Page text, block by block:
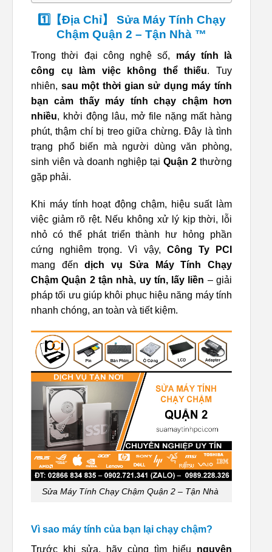
1️⃣【Địa Chỉ】 Sửa Máy Tính Chạy
Chậm Quận 2 – Tận Nhà ™
Trong thời đại công nghệ số, máy tính là
công cụ làm việc không thể thiếu. Tuy
nhiên, sau một thời gian sử dụng máy tính
bạn cảm thấy máy tính chạy chậm hơn
nhiều, khởi động lâu, mở file nặng mất hàng
phút, thậm chí bị treo giữa chừng. Đây là tình
trạng phổ biến mà người dùng văn phòng,
sinh viên và doanh nghiệp tại Quận 2 thường
gặp phải.
Khi máy tính hoạt động chậm, hiệu suất làm
việc giảm rõ rệt. Nếu không xử lý kịp thời, lỗi
nhỏ có thể phát triển thành hư hỏng phần
cứng nghiêm trọng. Vì vậy, Công Ty PCI
mang đếndịch vụ Sửa Máy Tính Chạy
Chậm Quận 2 tận nhà, uy tín, lấy liền – giải
pháp tối ưu giúp khôi phục hiệu năng máy tính
nhanh chóng, an toàn và tiết kiệm.
Sửa Máy Tính Chạy Chậm Quận 2 – Tận Nhà
Vì sao máy tính của bạn lại chạy chậm?
Trước khi sửa, hãy cùng tìm hiểu nguyên